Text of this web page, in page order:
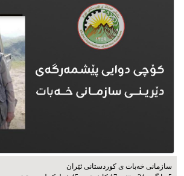
سازمانی خەبات ی كوردستانی ئێران